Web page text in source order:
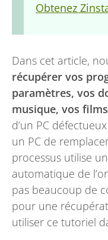
Obtenez
Dans cet article,
récupérer vos
paramètres, vos
musique, vos
d’un PC
un PC de
processus utilise
automatique de
pas beaucoup de
pour une
utiliser ce tutoriel